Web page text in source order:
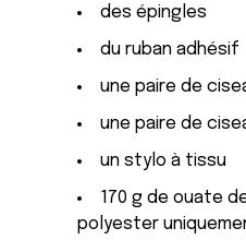
des épingles
du ruban adhésif
une paire de
une paire de
un stylo à tissu
170 g de ouate
polyester